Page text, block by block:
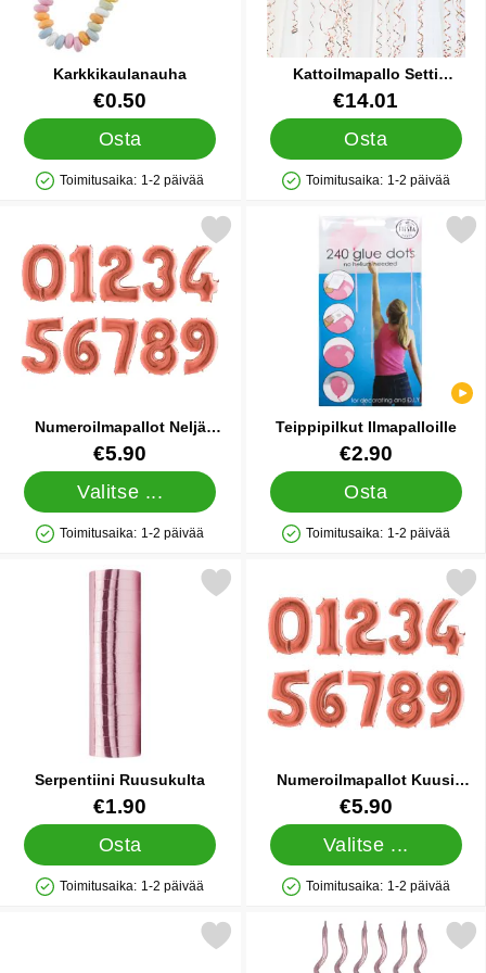
Karkkikaulanauha
Tuote.nro 10739
€0.50
Osta
Saatavuus: Varastossa
Toimitusaika: 1-2 päivää
Kattoilmapallo Setti
Ruusukulta
Tuote.nro 25716
€14.01
Osta
Saatavuus: Varastossa
Toimitusaika: 1-2 päivää
Numeroilmapallot Neljä
Ruusukulta
Tuote.nro 13299
€5.90
Valitse ...
Saatavuus: Varastossa
Toimitusaika: 1-2 päivää
Merkitse numeroilmapallot Neljä Ruusukulta suosikiksi
Teippipilkut Ilmapalloille
Tuote.nro 22428
€2.90
Osta
Saatavuus: Varastossa
Toimitusaika: 1-2 päivää
Merkitse teippipilkut
Serpentiini Ruusukulta
Tuote.nro 33070
€1.90
Osta
Saatavuus: Varastossa
Toimitusaika: 1-2 päivää
Merkitse serpentiini Ruusukulta suosikiksi
Numeroilmapallot Kuusi
Ruusukulta
Tuote.nro 13301
€5.90
Valitse ...
Saatavuus: Varastossa
Toimitusaika: 1-2 päivää
Merkitse numeroilmapallot
Merkitse viirinauha Iso Ruusukulta suosikiksi
Merkitse kierretyt